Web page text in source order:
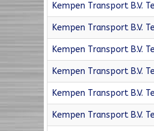
Kempen Transport B.V.
Kempen Transport B.V.
Kempen Transport B.V.
Kempen Transport B.V.
Kempen Transport B.V.
Kempen Transport B.V.